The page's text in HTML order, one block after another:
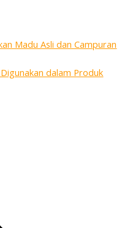
Madu Asli dan Campuran
dalam Produk